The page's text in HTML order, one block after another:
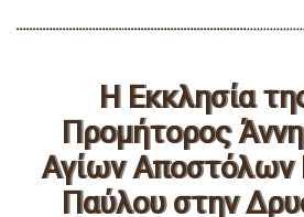
Η Εκκλησία
Προμήτορος
Αγίων Αποστόλων
Παύλου στην